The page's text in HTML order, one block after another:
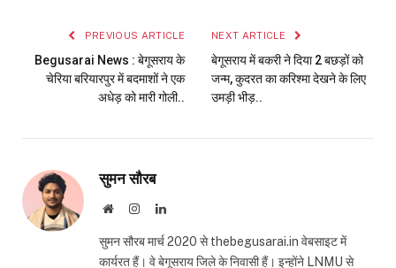
PREVIOUS ARTICLE
Begusarai News : बेगूसराय के
चेरिया बरियारपुर में बदमाशों ने एक
अधेड़ को मारी गोली..
NEXT ARTICLE
बेगूसराय में बकरी ने दिया 2 बछड़ों को
जन्म, कुदरत का करिश्मा देखने के लिए
उमड़ी भीड़..
सुमन सौरब
WebsiteInstagramLinkedIn
सुमन सौरब मार्च 2020 से thebegusarai.in वेबसाइट में
कार्यरत हैं। वे बेगूसराय जिले के निवासी हैं। इन्होंने LNMU से